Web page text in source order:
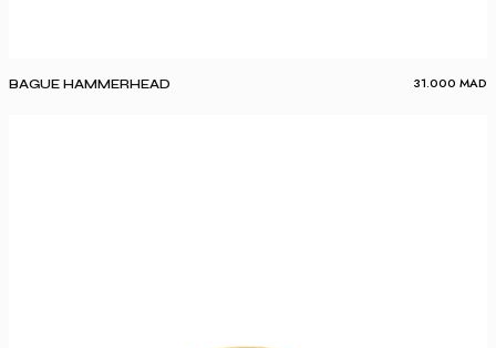
BAGUE HAMMERHEAD 31.000 MAD